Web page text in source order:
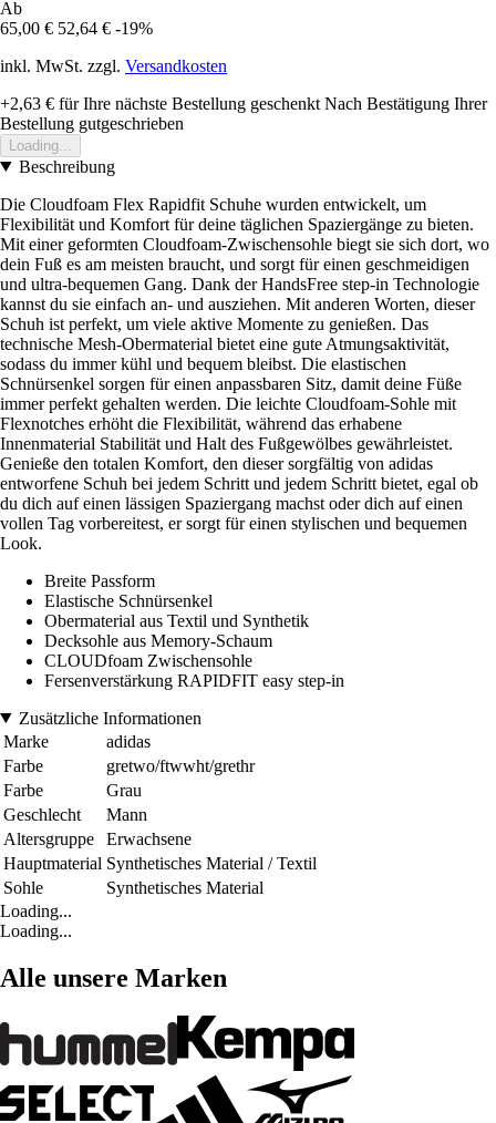
Ab
65,00 € 52,64 € -19%
inkl. MwSt. zzgl. Versandkosten
+2,63 € für Ihre nächste Bestellung geschenkt Nach Bestätigung Ihrer
Bestellung gutgeschrieben
Loading...
Beschreibung
Die Cloudfoam Flex Rapidfit Schuhe wurden entwickelt, um
Flexibilität und Komfort für deine täglichen Spaziergänge zu bieten.
Mit einer geformten Cloudfoam-Zwischensohle biegt sie sich dort, wo
dein Fuß es am meisten braucht, und sorgt für einen geschmeidigen
und ultra-bequemen Gang. Dank der HandsFree step-in Technologie
kannst du sie einfach an- und ausziehen. Mit anderen Worten, dieser
Schuh ist perfekt, um viele aktive Momente zu genießen. Das
technische Mesh-Obermaterial bietet eine gute Atmungsaktivität,
sodass du immer kühl und bequem bleibst. Die elastischen
Schnürsenkel sorgen für einen anpassbaren Sitz, damit deine Füße
immer perfekt gehalten werden. Die leichte Cloudfoam-Sohle mit
Flexnotches erhöht die Flexibilität, während das erhabene
Innenmaterial Stabilität und Halt des Fußgewölbes gewährleistet.
Genieße den totalen Komfort, den dieser sorgfältig von adidas
entworfene Schuh bei jedem Schritt und jedem Schritt bietet, egal ob
du dich auf einen lässigen Spaziergang machst oder dich auf einen
vollen Tag vorbereitest, er sorgt für einen stylischen und bequemen
Look.
Breite Passform
Elastische Schnürsenkel
Obermaterial aus Textil und Synthetik
Decksohle aus Memory-Schaum
CLOUDfoam Zwischensohle
Fersenverstärkung RAPIDFIT easy step-in
Zusätzliche Informationen
Marke
adidas
Farbe
gretwo/ftwwht/grethr
Farbe
Grau
Geschlecht
Mann
Altersgruppe
Erwachsene
Hauptmaterial Synthetisches Material / Textil
Sohle
Synthetisches Material
Loading...
Loading...
Alle unsere Marken